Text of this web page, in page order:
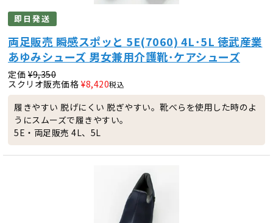
即日発送
両足販売 瞬感スポッと 5E(7060) 4L･5L 徳武産業
あゆみシューズ 男女兼用介護靴･ケアシューズ
定価 ¥9,350
スクリオ販売価格 ¥8,420税込
履きやすい 脱げにくい 脱ぎやすい。靴べらを使用した時のよ
うにスムーズで履きやすい。
5E・両足販売 4L、5L